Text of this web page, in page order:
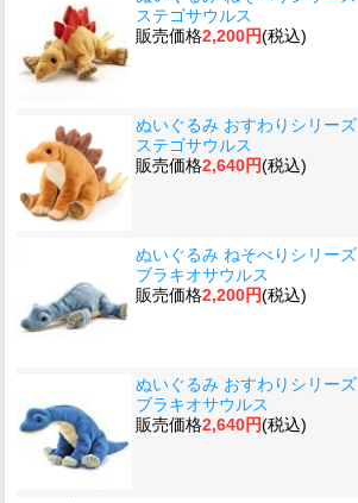
ステゴサウルス
販売価格2,200円(税込)
ぬいぐるみ おすわりシリーズ
ステゴサウルス
販売価格2,640円(税込)
ぬいぐるみ ねそべりシリーズ
ブラキオサウルス
販売価格2,200円(税込)
ぬいぐるみ おすわりシリーズ
ブラキオサウルス
販売価格2,640円(税込)